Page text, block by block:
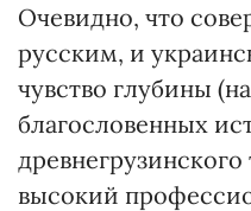
Очевидно, что
русским, и
чувство глубины
благословенных
древнегрузинского
высокий